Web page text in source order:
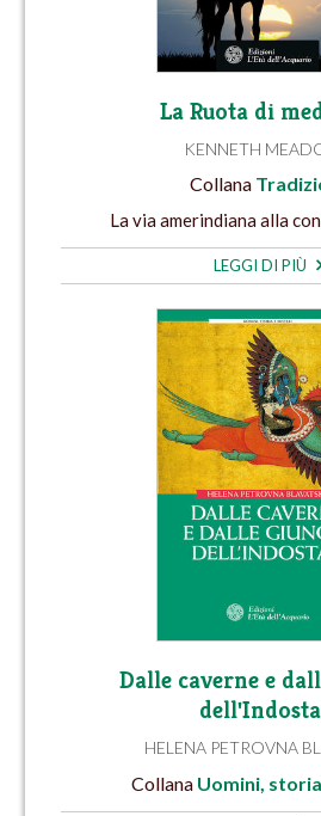
La Ruota di
KENNETH
Collana
La via amerindiana alla
LEGGI DI PIÙ
Dalle caverne e
HELENA PETROVNA
Collana Uomini,